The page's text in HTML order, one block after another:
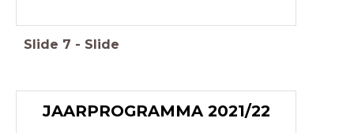
Slide 7 - Slide
JAARPROGRAMMA 2021/22